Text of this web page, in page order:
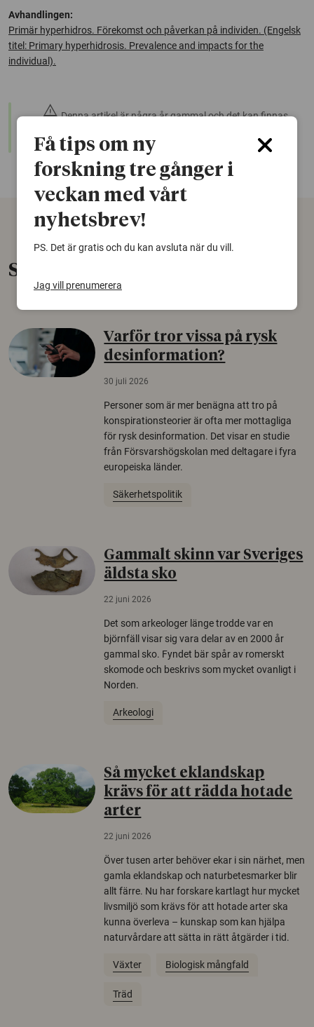
Avhandlingen:
Primär hyperhidros. Förekomst och påverkan på individen. (Engelsk
titel: Primary hyperhidrosis. Prevalence and impacts for the
individual).
warningDenna artikel är några år gammal och det kan finnas
sökfunktion!
Senaste nytt
Varför tror vissa på rysk
desinformation?
30 juli 2026
Personer som är mer benägna att tro på
konspirationsteorier är ofta mer mottagliga
för rysk desinformation. Det visar en studie
från Försvarshögskolan med deltagare i fyra
europeiska länder.
Säkerhetspolitik
Gammalt skinn var Sveriges
äldsta sko
22 juni 2026
Det som arkeologer länge trodde var en
björnfäll visar sig vara delar av en 2000 år
gammal sko. Fyndet bär spår av romerskt
skomode och beskrivs som mycket ovanligt i
Norden.
Arkeologi
Så mycket eklandskap
krävs för att rädda hotade
arter
22 juni 2026
Över tusen arter behöver ekar i sin närhet, men
gamla eklandskap och naturbetesmarker blir
allt färre. Nu har forskare kartlagt hur mycket
livsmiljö som krävs för att hotade arter ska
kunna överleva – kunskap som kan hjälpa
naturvårdare att sätta in rätt åtgärder i tid.
Växter Biologisk mångfald
Träd
Få tips om ny
forskning tre gånger i
veckan med vårt
nyhetsbrev!
PS. Det är gratis och du kan avsluta när du vill.
Jag vill prenumerera